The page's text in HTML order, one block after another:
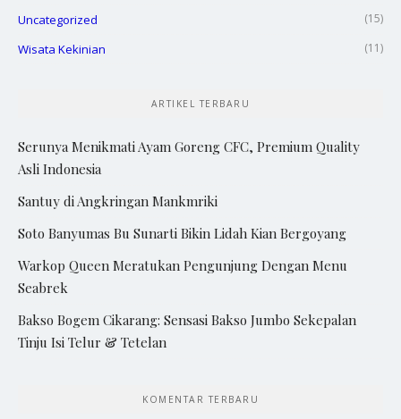
Uncategorized (15)
Wisata Kekinian (11)
ARTIKEL TERBARU
Serunya Menikmati Ayam Goreng CFC, Premium Quality
Asli Indonesia
Santuy di Angkringan Mankmriki
Soto Banyumas Bu Sunarti Bikin Lidah Kian Bergoyang
Warkop Queen Meratukan Pengunjung Dengan Menu
Seabrek
Bakso Bogem Cikarang: Sensasi Bakso Jumbo Sekepalan
Tinju Isi Telur & Tetelan
KOMENTAR TERBARU